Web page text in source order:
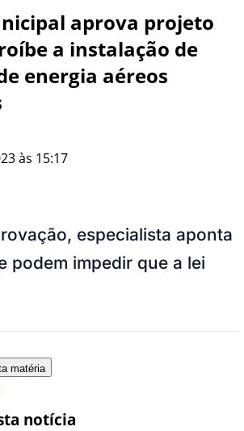
aprova projeto
a instalação de
energia aéreos
às 15:17
especialista aponta
podem impedir que a lei
matéria
notícia